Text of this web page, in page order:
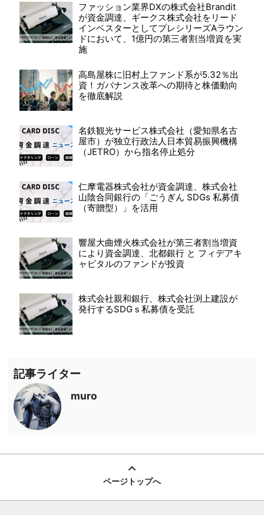
ファッション業界DXの株式会社Brandit
が資金調達、ギークス株式会社をリード
インベスターとしてプレシリーズAラウン
ドにおいて、1億円の第三者割当増資を実
施
高島屋株に旧村上ファンド系が5.32％出
資！ガバナンス改革への期待と株価動向
を徹底解説
名鉄観光サービス株式会社（愛知県名古
屋市）が独立行政法人日本貿易振興機構
（JETRO）から指名停止処分
仁摩電器株式会社が資金調達、株式会社
山陰合同銀行の「ごうぎん SDGs 私募債
（寄贈型）」を活用
響屋大曲煙火株式会社が第三者割当増資
により資金調達、北都銀行 と フィデアキ
ャピタルのファンドが投資
株式会社親和銀行、株式会社渕上建設が
発行するSDGｓ私募債を受託
記事ライター
muro
ページトップへ